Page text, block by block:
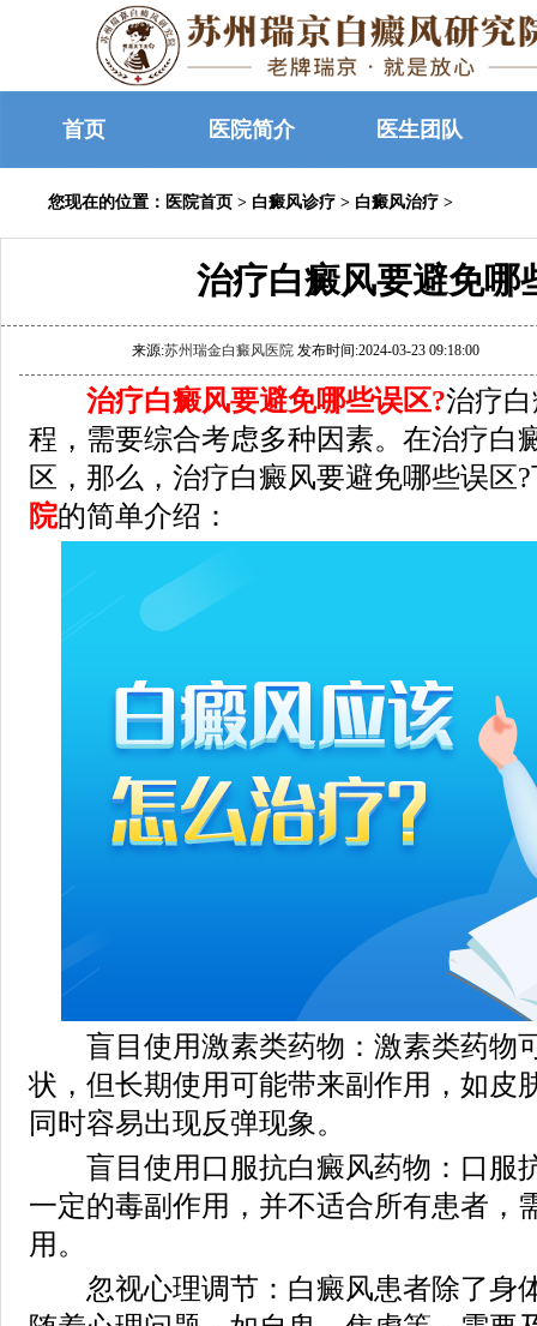
首页 医院简介 医生团队
您现在的位置： 医院首页 > 白癜风诊疗 > 白癜风治疗 >
治疗白癜风要避免哪
来源:苏州瑞金白癜风医院 发布时间:2024-03-23 09:18:00
治疗白癜风要避免哪些误区?治疗
程，需要综合考虑多种因素。在治疗白
区，那么，治疗白癜风要避免哪些误区
院的简单介绍：
盲目使用激素类药物：激素类药物
状，但长期使用可能带来副作用，如皮
同时容易出现反弹现象。
盲目使用口服抗白癜风药物：口服
一定的毒副作用，并不适合所有患者，
用。
忽视心理调节：白癜风患者除了身